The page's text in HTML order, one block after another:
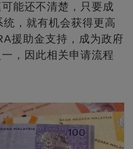
能还不清楚，只要成
，就有机会获得更高
援助金支持，成为政府
，因此相关申请流程